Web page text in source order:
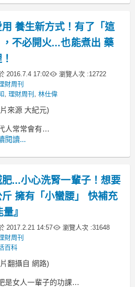
手機遊戲「Pokemon GO(精靈寶可
」，
，
用 養生新方式！有了「這
不必開火...也能煮出 藥
2016.7.4 17:02 瀏覽人次 :12722
財周刊
, 理財周刊 , 林仕偉
來源 大紀元)
人常常會有
不良、排便不順
財周刊》特別請到中醫師 - 余雅雯
閱讀...
...小心洗腎一輩子！想要
擁有「小蠻腰」 快補充
』
2017.2.21 14:57 瀏覽人次 :31648
財周刊
百科
翻攝自 網路)
是女人一輩子的功課